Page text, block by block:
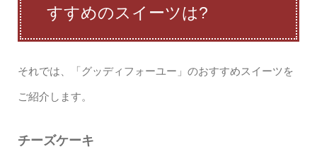
すすめのスイーツは?
それでは、「グッディフォーユー」のおすすめスイーツを
ご紹介します。
チーズケーキ